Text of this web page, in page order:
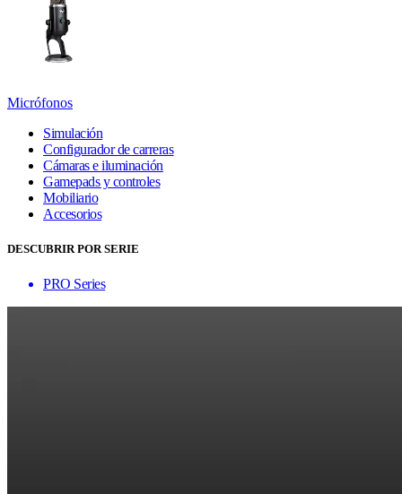
Micrófonos
Simulación
Configurador de carreras
Cámaras e iluminación
Gamepads y controles
Mobiliario
Accesorios
DESCUBRIR POR SERIE
PRO Series